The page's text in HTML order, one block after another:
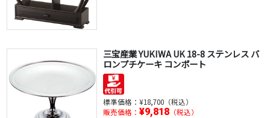
三宝産業 YUKIWA UK 18-8 ステンレス バ
ロンプチケーキ コンポート
標準価格： ¥18,700（税込）
販売価格： ¥9,818（税込）